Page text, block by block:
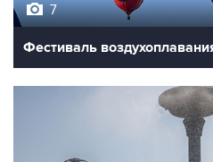
7
Фестиваль